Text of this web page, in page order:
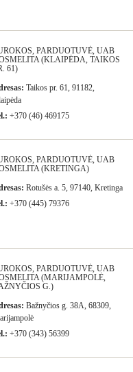
PARDUOTUVĖ, UAB
(KLAIPĖDA, TAIKOS
61)
Taikos pr. 61, 91182,
+370 (46) 469175
PARDUOTUVĖ, UAB
(KRETINGA)
Rotušės a. 5, 97140, Kretinga
+370 (445) 79376
PARDUOTUVĖ, UAB
(MARIJAMPOLĖ,
G.)
Bažnyčios g. 38A, 68309,
+370 (343) 56399